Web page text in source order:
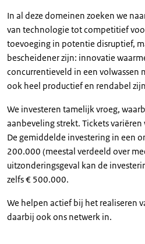
In al deze domeinen zoeken we
van technologie tot competitief
toevoeging in potentie disruptief,
bescheidener zijn: innovatie
concurrentieveld in een volwassen
ook heel productief en rendabel
We investeren tamelijk vroeg,
aanbeveling strekt. Tickets
De gemiddelde investering in een
200.000 (meestal verdeeld over
uitzonderingsgeval kan de
zelfs € 500.000.
We helpen actief bij het realiseren
daarbij ook ons netwerk in.